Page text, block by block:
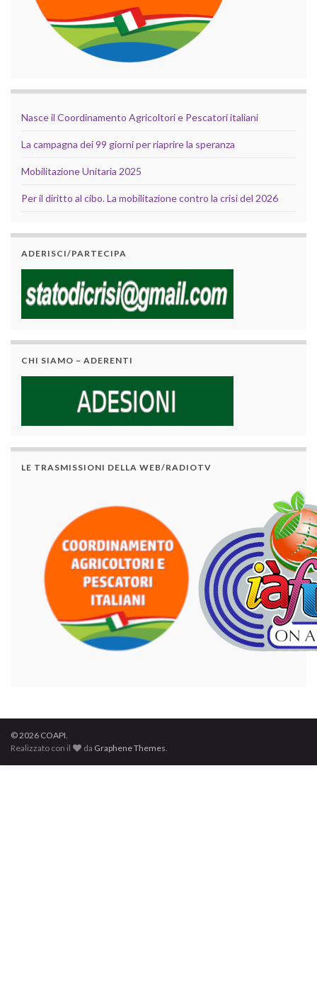
Nasce il Coordinamento Agricoltori e Pescatori italiani
La campagna dei 99 giorni per riaprire la speranza
Mobilitazione Unitaria 2025
Per il diritto al cibo. La mobilitazione contro la crisi del 2026
ADERISCI/PARTECIPA
CHI SIAMO – ADERENTI
LE TRASMISSIONI DELLA WEB/RADIOTV
© 2026 COAPI.
Realizzato con il
da Graphene Themes.